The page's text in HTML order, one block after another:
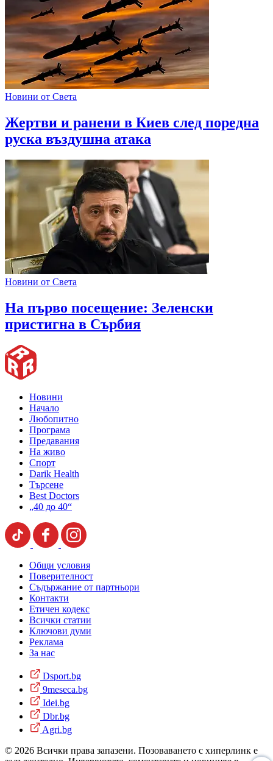
Новини от Света
Жертви и ранени в Киев след поредна
руска въздушна атака
Новини от Света
На първо посещение: Зеленски
пристигна в Сърбия
Новини
Начало
Любопитно
Програма
Предавания
На живо
Спорт
Darik Health
Търсене
Best Doctors
„40 до 40“
Общи условия
Поверителност
Съдържание от партньори
Контакти
Етичен кодекс
Всички статии
Ключови думи
Реклама
За нас
Dsport.bg
9meseca.bg
Idei.bg
Dbr.bg
Agri.bg
© 2026 Всички права запазени. Позоваването с хиперлинк е